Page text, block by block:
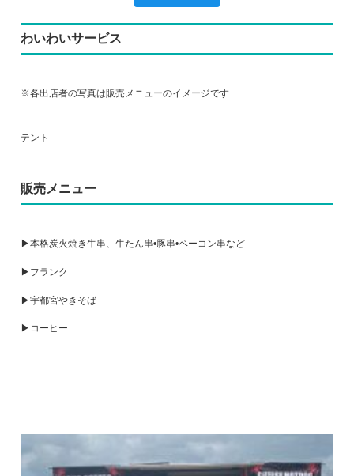
わいわいサービス
※各出店者の写真は販売メニューのイメージです
テント
販売メニュー
▶本格炭火焼き牛串、牛たん串•豚串•ベーコン串など
▶フランク
▶宇都宮やきそば
▶コーヒー